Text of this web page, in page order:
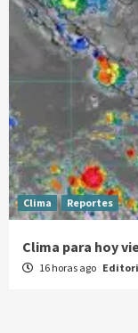
Clima Reportes
Clima para hoy
16 horas ago